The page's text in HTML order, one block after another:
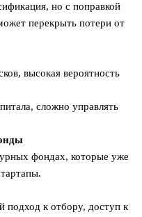
но с поправкой
перекрыть потери от
высокая вероятность
сложно управлять
фондах, которые уже
подход к отбору, доступ к